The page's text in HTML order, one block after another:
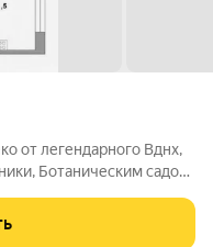
от легендарного Вднх,
Ботаническим садом.
на автомобиле.